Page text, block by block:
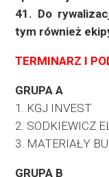
41. Do
tym również
TERMINARZ I
GRUPA A
1. KGJ INVEST
2. SODKIEWICZ
3. MATERIAŁY
GRUPA B